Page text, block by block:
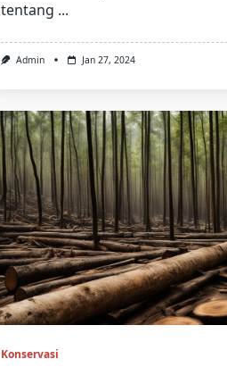
tentang ...
Admin Jan 27, 2024
Konservasi